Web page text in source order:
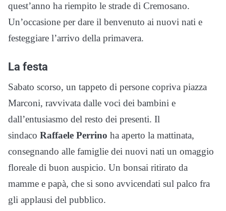
quest’anno ha riempito le strade di Cremosano.
Un’occasione per dare il benvenuto ai nuovi nati e
festeggiare l’arrivo della primavera.
La festa
Sabato scorso, un tappeto di persone copriva piazza
Marconi, ravvivata dalle voci dei bambini e
dall’entusiasmo del resto dei presenti. Il
sindaco Raffaele Perrino ha aperto la mattinata,
consegnando alle famiglie dei nuovi nati un omaggio
floreale di buon auspicio. Un bonsai ritirato da
mamme e papà, che si sono avvicendati sul palco fra
gli applausi del pubblico.